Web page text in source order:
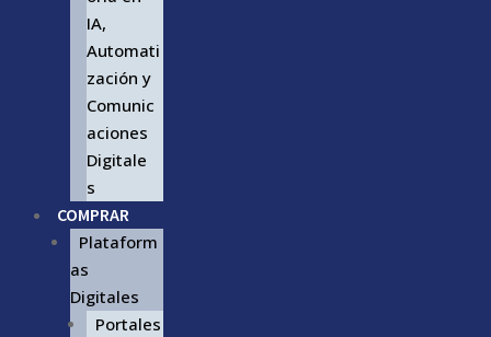
IA,
Automati
zación y
Comunic
aciones
Digitale
s
COMPRAR
Plataform
as
Digitales
Portales